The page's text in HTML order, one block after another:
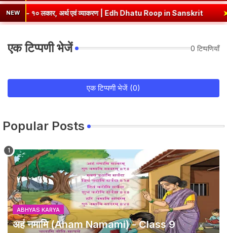
NEW
लकार, अर्थ एवं व्याकरण | Edh Dhatu Roop in Sanskrit ➤Class 8
एक टिप्पणी भेजें 0 टिप्पणियाँ
एक टिप्पणी भेजें (0)
Popular Posts
ABHYAS KARYA
अहं नमामि (Aham Namami) - Class 9